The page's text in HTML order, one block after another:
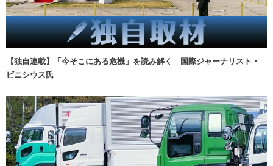
【独自連載】「今そこにある危機」を読み解く 国際ジャーナリスト・
ビニシウス氏